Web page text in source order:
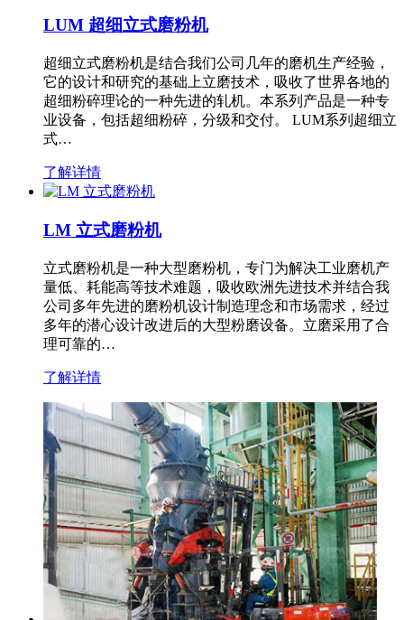
LUM 超细立式磨粉机
超细立式磨粉机是结合我们公司几年的磨机生产经验，
它的设计和研究的基础上立磨技术，吸收了世界各地的
超细粉碎理论的一种先进的轧机。本系列产品是一种专
业设备，包括超细粉碎，分级和交付。 LUM系列超细立
式…
了解详情
LM 立式磨粉机
立式磨粉机是一种大型磨粉机，专门为解决工业磨机产
量低、耗能高等技术难题，吸收欧洲先进技术并结合我
公司多年先进的磨粉机设计制造理念和市场需求，经过
多年的潜心设计改进后的大型粉磨设备。立磨采用了合
理可靠的…
了解详情